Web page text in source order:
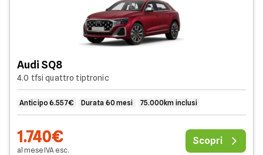
Audi SQ8
4.0 tfsi quattro tiptronic
Anticipo 6.557€ Durata 60 mesi 75.000km inclusi
1.740€
al meseIVA esc.
Scopri